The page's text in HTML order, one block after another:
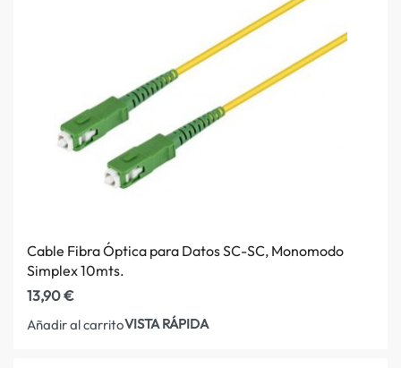
Cable Fibra Óptica para Datos SC-SC, Monomodo
Simplex 10mts.
13,90€
Añadir al carritoVISTA RÁPIDA